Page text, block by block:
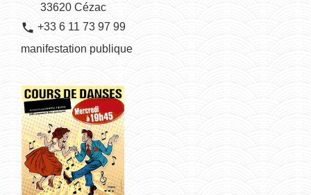
33620 Cézac
phone +33 6 11 73 97 99
manifestation publique